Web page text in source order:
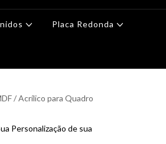
Placa Redonda
/ Acrílico para Quadro
Personalização de sua